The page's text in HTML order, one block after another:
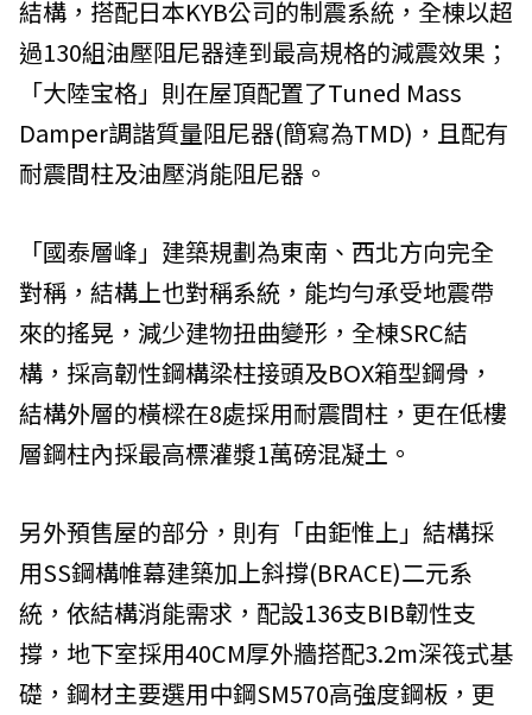
結構，搭配日本KYB公司的制震系統，全棟以超
過130組油壓阻尼器達到最高規格的減震效果；
「大陸宝格」則在屋頂配置了Tuned Mass
Damper調諧質量阻尼器(簡寫為TMD)，且配有
耐震間柱及油壓消能阻尼器。
「國泰層峰」建築規劃為東南、西北方向完全
對稱，結構上也對稱系統，能均勻承受地震帶
來的搖晃，減少建物扭曲變形，全棟SRC結
構，採高韌性鋼構梁柱接頭及BOX箱型鋼骨，
結構外層的橫樑在8處採用耐震間柱，更在低樓
層鋼柱內採最高標灌漿1萬磅混凝土。
另外預售屋的部分，則有「由鉅惟上」結構採
用SS鋼構帷幕建築加上斜撐(BRACE)二元系
統，依結構消能需求，配設136支BIB韌性支
撐，地下室採用40CM厚外牆搭配3.2m深筏式基
礎，鋼材主要選用中鋼SM570高強度鋼板，更